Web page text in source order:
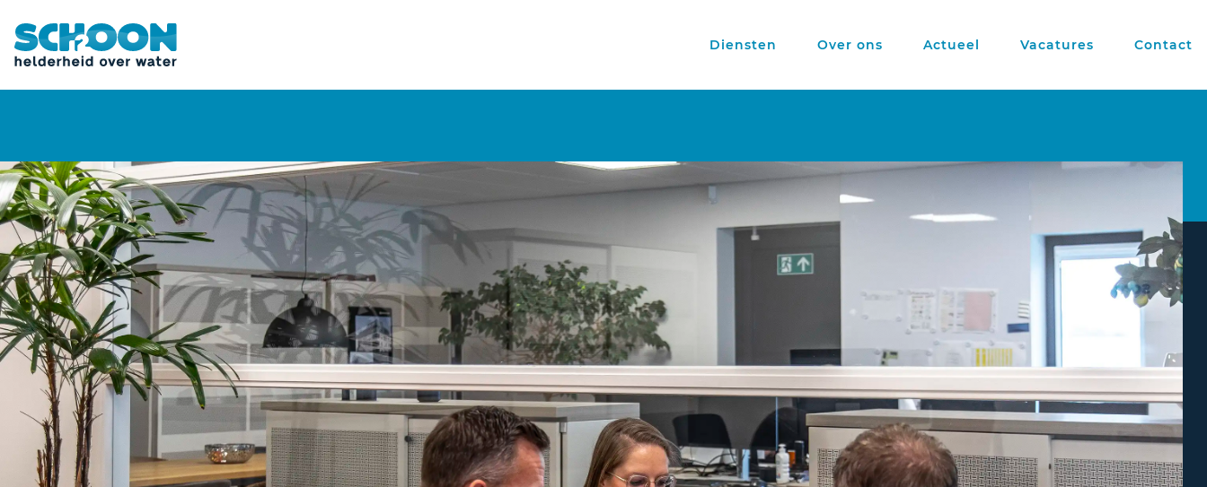
Diensten Over ons Actueel Vacatures Contact